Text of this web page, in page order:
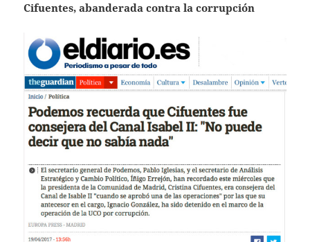
Cifuentes, abanderada contra la corrupción